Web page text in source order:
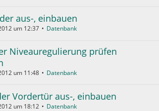
aus-, einbauen
um 12:37 Datenbank
Niveauregulierung prüfen
um 11:48 Datenbank
Vordertür aus-, einbauen
um 18:12 Datenbank